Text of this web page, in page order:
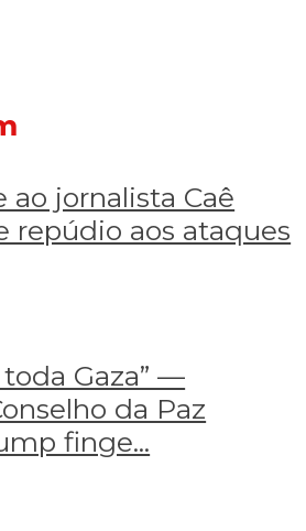
ao jornalista Caê
repúdio aos ataques
toda Gaza” —
da Paz
finge...